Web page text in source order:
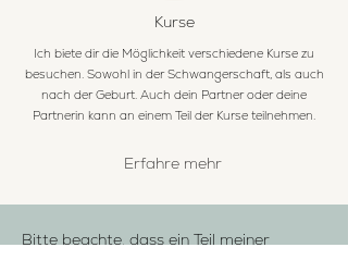
Kurse
Ich biete dir die Möglichkeit verschiedene Kurse zu
besuchen. Sowohl in der Schwangerschaft, als auch
nach der Geburt. Auch dein Partner oder deine
Partnerin kann an einem Teil der Kurse teilnehmen.
Erfahre mehr
Bitte beachte, dass ein Teil meiner